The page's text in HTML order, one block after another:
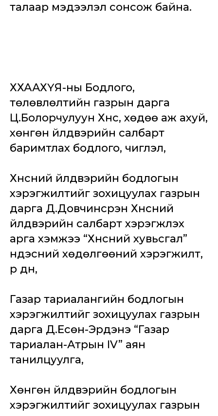
талаар мэдээлэл сонсож байна.
ХХААХҮЯ-ны Бодлого,
төлөвлөлтийн газрын дарга
Ц.Болорчулуун Хүнс, хөдөө аж ахуй,
хөнгөн үйлдвэрийн салбарт
баримтлах бодлого, чиглэл,
Хүнсний үйлдвэрийн бодлогын
хэрэгжилтийг зохицуулах газрын
дарга Д.Довчинсүрэн Хүнсний
үйлдвэрийн салбарт хэрэгжүүлэх
арга хэмжээ “Хүнсний хувьсгал”
үндэсний хөдөлгөөний хэрэгжилт,
үр дүн,
Газар тариалангийн бодлогын
хэрэгжилтийг зохицуулах газрын
дарга Д.Есөн-Эрдэнэ “Газар
тариалан-Атрын IV” аян
танилцуулга,
Хөнгөн үйлдвэрийн бодлогын
хэрэгжилтийг зохицуулах газрын